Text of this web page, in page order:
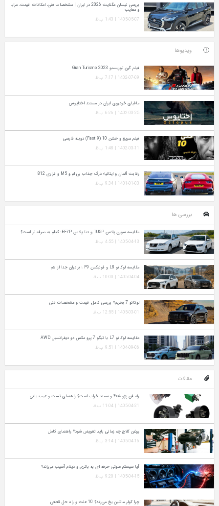
بررسی نیسان مگنایت 2026 در ایران | مشخصات فنی، امکانات، قیمت، مزایا
و معایب
1405-05-07 | 1:43 ب.ظ
ویدیوها
فیلم گرن توریسمو Gran Turismo 2023
1402-07-09 | 7:17 ب.ظ
مافیای خودروی ایران در مستند اختاپوس
1402-03-25 | 6:26 ب.ظ
فیلم سریع و خشن 10 (Fast X) دوبله فارسی
1402-03-11 | 1:48 ب.ظ
رقابت آلمان و ایتالیا؛ درگ جذاب بی ام و M5 و فراری 812
1401-01-03 | 9:34 ب.ظ
بررسی ها
مقایسه سورن پلاس TU5P و دنا پلاس EF7P؛ کدام به‌ صرفه‌ تر است؟
1405-04-13 | 4:55 ب.ظ
مقایسه لوکانو L8 و فونیکس F9 ؛ برادران جدا از هم
1405-04-04 | 10:00 ب.ظ
لوکانو 7 بخریم؟ بررسی کامل، قیمت و مشخصات فنی
1405-03-01 | 12:55 ب.ظ
مقایسه لوکانو L7 با تیگو 7 پرو مکس دو دیفرانسیل AWD
1404-09-06 | 9:51 ب.ظ
مقالات
رله فن پژو ۴۰۵ و سمند خراب است؟ راهنمای تست و عیب‌ یابی
1405-04-21 | 11:04 ب.ظ
روغن کلاچ چه زمانی باید تعویض شود؟ راهنمای کامل
1405-04-16 | 3:14 ب.ظ
آیا سیستم صوتی حرفه‌ ای به باتری و دینام آسیب می‌زند؟
1405-04-15 | 9:20 ب.ظ
چرا کولر ماشین یخ می‌زند؟ 10 علت و راه‌ حل قطعی